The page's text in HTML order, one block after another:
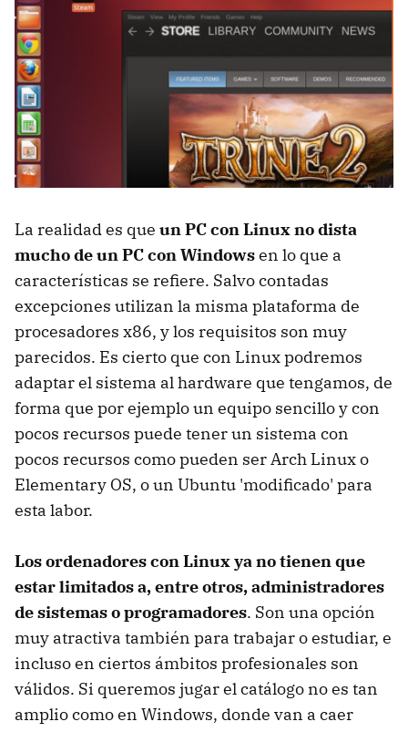
La realidad es que un PC con Linux no dista
mucho de un PC con Windowsen lo que a
características se refiere. Salvo contadas
excepciones utilizan la misma plataforma de
procesadores x86, y los requisitos son muy
parecidos. Es cierto que con Linux podremos
adaptar el sistema al hardware que tengamos, de
forma que por ejemplo un equipo sencillo y con
pocos recursos puede tener un sistema con
pocos recursos como pueden ser Arch Linux o
Elementary OS, o un Ubuntu 'modificado' para
esta labor.
Los ordenadores con Linux ya no tienen que
estar limitados a, entre otros, administradores
de sistemas o programadores. Son una opción
muy atractiva también para trabajar o estudiar, e
incluso en ciertos ámbitos profesionales son
válidos. Si queremos jugar el catálogo no es tan
amplio como en Windows, donde van a caer